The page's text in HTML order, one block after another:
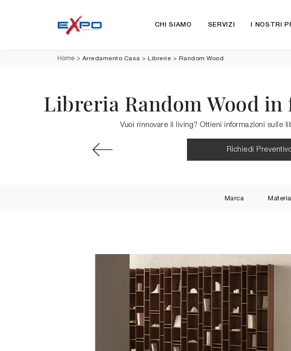
CHI SIAMO SERVIZI I NOSTRI
Home > Arredamento Casa > Librerie > Random Wood
Libreria Random Wood
Vuoi rinnovare il living? Ottieni informazioni sulle
Richiedi
Marca